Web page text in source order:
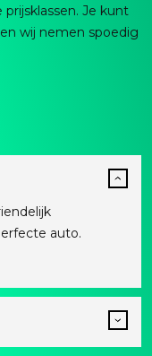
Je kunt
wij nemen spoedig
auto.